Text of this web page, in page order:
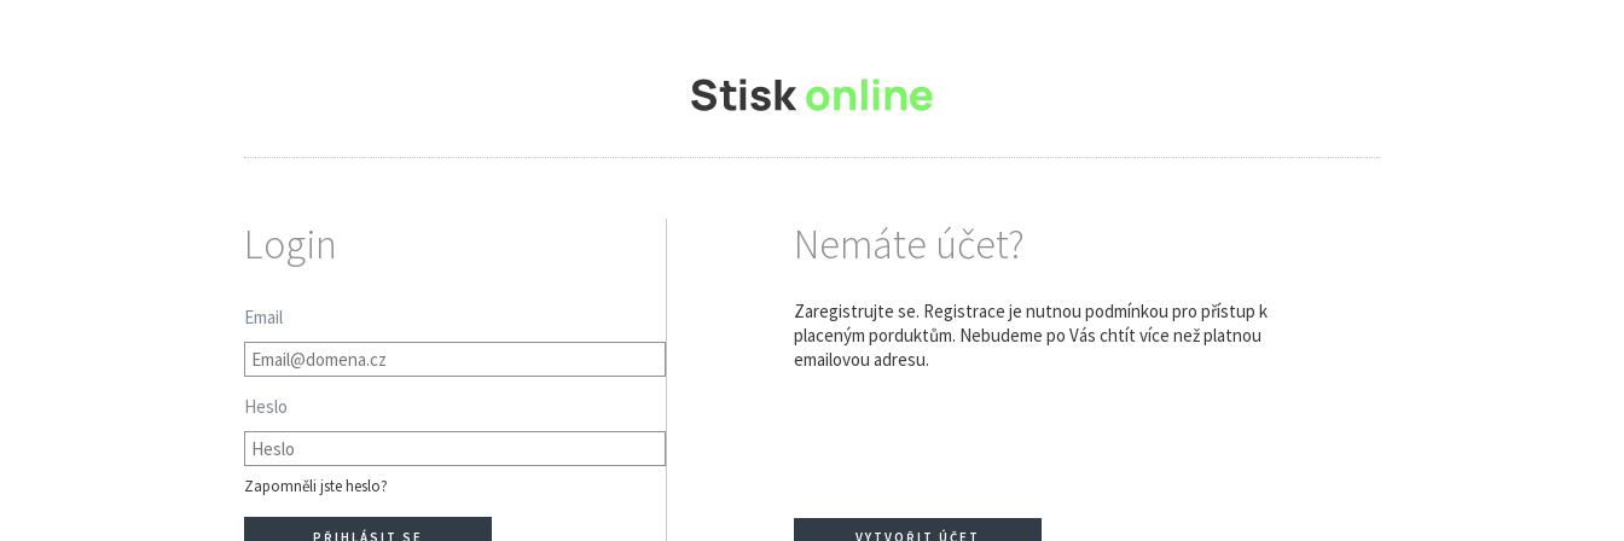
Login
Email
Heslo
Zapomněli jste heslo?
Nemáte účet?
Zaregistrujte se. Registrace je nutnou podmínkou pro přístup k
placeným porduktům. Nebudeme po Vás chtít více než platnou
emailovou adresu.
VYTVOŘIT ÚČET